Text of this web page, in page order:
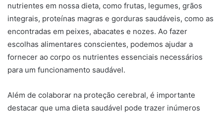
nutrientes em nossa dieta, como frutas, legumes, grãos
integrais, proteínas magras e gorduras saudáveis, como as
encontradas em peixes, abacates e nozes. Ao fazer
escolhas alimentares conscientes, podemos ajudar a
fornecer ao corpo os nutrientes essenciais necessários
para um funcionamento saudável.
Além de colaborar na proteção cerebral, é importante
destacar que uma dieta saudável pode trazer inúmeros